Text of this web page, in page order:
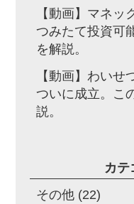
【動画】マネッ
つみたて投資可
を解説。
【動画】わいせ
ついに成立。こ
説。
カテ
その他 (22)